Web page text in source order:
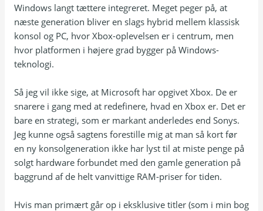
Windows langt tættere integreret. Meget peger på, at
næste generation bliver en slags hybrid mellem klassisk
konsol og PC, hvor Xbox-oplevelsen er i centrum, men
hvor platformen i højere grad bygger på Windows-
teknologi.
Så jeg vil ikke sige, at Microsoft har opgivet Xbox. De er
snarere i gang med at redefinere, hvad en Xbox er. Det er
bare en strategi, som er markant anderledes end Sonys.
Jeg kunne også sagtens forestille mig at man så kort før
en ny konsolgeneration ikke har lyst til at miste penge på
solgt hardware forbundet med den gamle generation på
baggrund af de helt vanvittige RAM-priser for tiden.
Hvis man primært går op i eksklusive titler (som i min bog